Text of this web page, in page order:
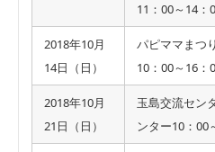
11：00～14
2018年10月
14日（日）
パピママまつ
10：00～16：
2018年10月
21日（日）
玉島交流セン
ンター10：00